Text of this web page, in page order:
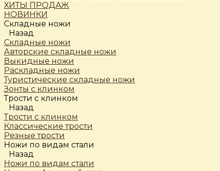
ХИТЫ ПРОДАЖ
НОВИНКИ
Складные ножи
Назад
Складные ножи
Авторские складные ножи
Выкидные ножи
Раскладные ножи
Туристические складные ножи
Зонты с клинком
Трости c клинком
Назад
Трости c клинком
Классические трости
Резные трости
Ножи по видам стали
Назад
Ножи по видам стали